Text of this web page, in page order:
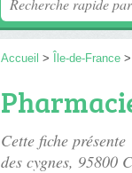
Accueil > Île-de-France >
Cette fiche
des cygnes, 95800